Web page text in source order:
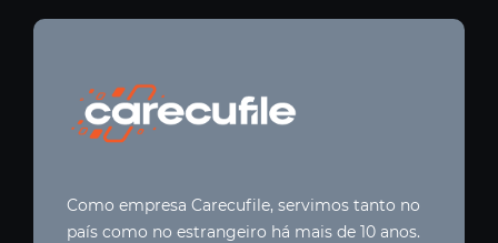
Como empresa Carecufile, servimos tanto no
país como no estrangeiro há mais de 10 anos.